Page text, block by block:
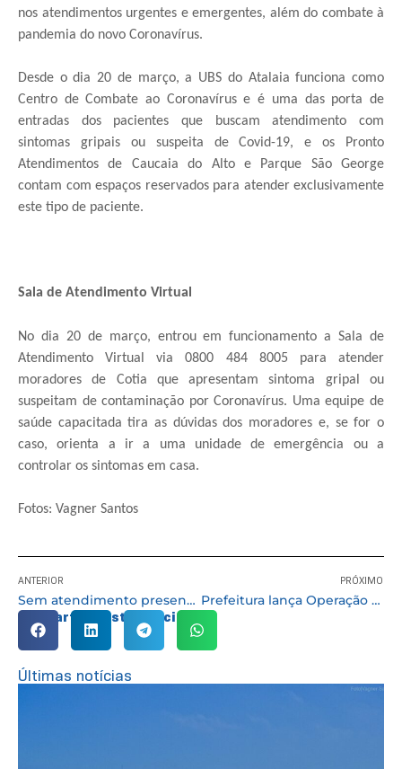
nos atendimentos urgentes e emergentes, além do combate à
pandemia do novo Coronavírus.
Desde o dia 20 de março, a UBS do Atalaia funciona como
Centro de Combate ao Coronavírus e é uma das porta de
entradas dos pacientes que buscam atendimento com
sintomas gripais ou suspeita de Covid-19, e os Pronto
Atendimentos de Caucaia do Alto e Parque São George
contam com espaços reservados para atender exclusivamente
este tipo de paciente.
Sala de Atendimento Virtual
No dia 20 de março, entrou em funcionamento a Sala de
Atendimento Virtual via 0800 484 8005 para atender
moradores de Cotia que apresentam sintoma gripal ou
suspeitam de contaminação por Coronavírus. Uma equipe de
saúde capacitada tira as dúvidas dos moradores e, se for o
caso, orienta a ir a uma unidade de emergência ou a
controlar os sintomas em casa.
Fotos: Vagner Santos
ANTERIOR
Sem atendimento presencial Settrans disponibiliza número de telefone
PRÓXIMO
Prefeitura lança Operação Desinfecção nas ruas para evitar contaminação pelo novo Coronavírus
Compartilhe esta notícia:
Últimas notícias